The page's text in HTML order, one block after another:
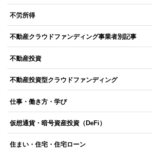
不労所得
不動産クラウドファンディング事業者別記事
不動産投資
不動産投資型クラウドファンディング
仕事・働き方・学び
仮想通貨・暗号資産投資（DeFi）
住まい・住宅・住宅ローン